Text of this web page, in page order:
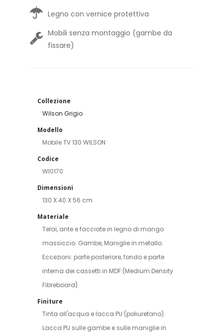
Legno con vernice protettiva
Mobili senza montaggio (gambe da
fissare)
Collezione
Wilson Grigio
Modello
Mobile TV 130 WILSON
Codice
WI0170
Dimensioni
130 X 40 X 56 cm
Materiale
Telai, ante e facciate in legno di mango
massiccio. Gambe, Maniglie in metallo.
Eccezioni: parte posteriore, fondo e parte
interna dei cassetti in MDF (Medium Density
Fibreboard)
Finiture
Tinta all'acqua e lacca PU (poliuretano).
Lacca PU sulle gambe e sulle maniglie in